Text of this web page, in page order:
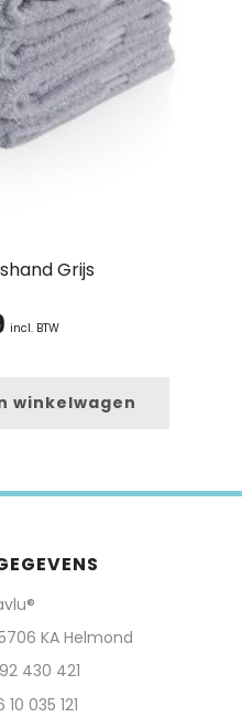
Grijs
incl. BTW
winkelwagen
KA Helmond
430 421
035 121